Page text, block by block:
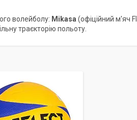
волейболу: Mikasa (офіційний м'яч
траєкторію польоту.